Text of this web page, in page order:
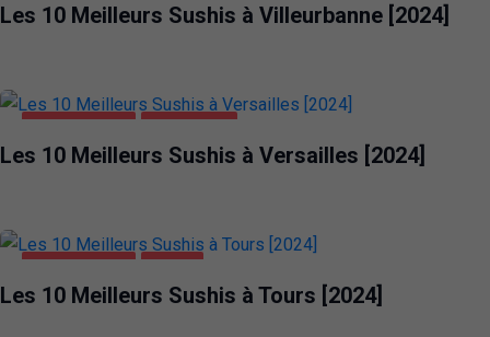
Les 10 Meilleurs Sushis à Villeurbanne [2024]
ALIMENTATION VERSAILLES
Les 10 Meilleurs Sushis à Versailles [2024]
ALIMENTATION TOURS
Les 10 Meilleurs Sushis à Tours [2024]